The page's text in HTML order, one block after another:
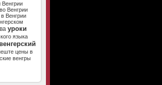
Венгрии
Венгрии
Венгрии
уроки
языка
цены в
венгры